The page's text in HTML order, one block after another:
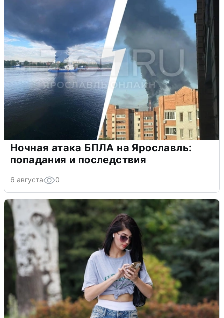
Ночная атака БПЛА на Ярославль:
попадания и последствия
6 августа 0